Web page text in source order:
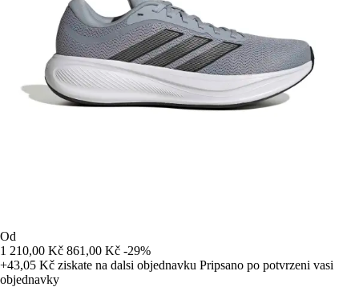
Od
1 210,00 Kč 861,00 Kč -29%
+43,05 Kč ziskate na dalsi objednavku Pripsano po potvrzeni vasi
objednavky